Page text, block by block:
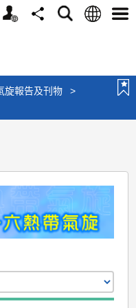
個
分
搜
語
選
旋報告及刊物
>